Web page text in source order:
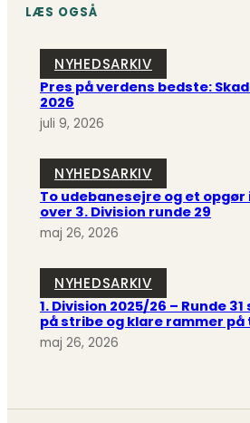
LÆS OGSÅ
NYHEDSARKIV
Pres på verdens bedste:
2026
juli 9, 2026
NYHEDSARKIV
To udebanesejre og et opgør
over 3. Division runde 29
maj 26, 2026
NYHEDSARKIV
1. Division 2025/26 – Runde
på stribe og klare rammer
maj 26, 2026